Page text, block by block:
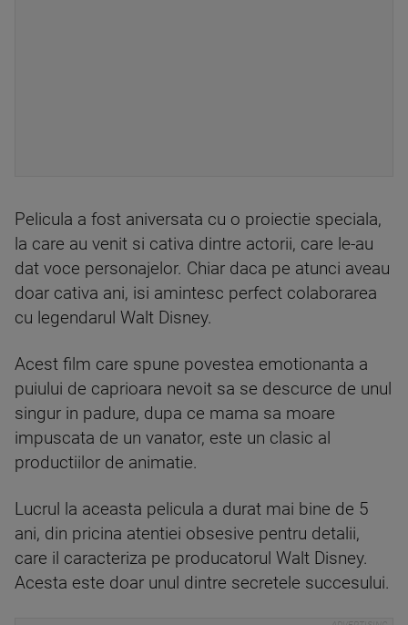
Pelicula a fost aniversata cu o proiectie speciala,
la care au venit si cativa dintre actorii, care le-au
dat voce personajelor. Chiar daca pe atunci aveau
doar cativa ani, isi amintesc perfect colaborarea
cu legendarul Walt Disney.
Acest film care spune povestea emotionanta a
puiului de caprioara nevoit sa se descurce de unul
singur in padure, dupa ce mama sa moare
impuscata de un vanator, este un clasic al
productiilor de animatie.
Lucrul la aceasta pelicula a durat mai bine de 5
ani, din pricina atentiei obsesive pentru detalii,
care il caracteriza pe producatorul Walt Disney.
Acesta este doar unul dintre secretele succesului.